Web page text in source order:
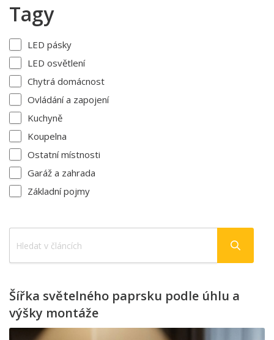
Šířka světelného paprsku podle úhlu a
výšky montáže
Tagy
LED pásky
LED osvětlení
Chytrá domácnost
Ovládání a zapojení
Kuchyně
Koupelna
Ostatní místnosti
Garáž a zahrada
Základní pojmy